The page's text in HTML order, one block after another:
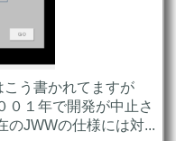
う書かれてますが
０１年で開発が中止さ
のJWWの仕様には対...